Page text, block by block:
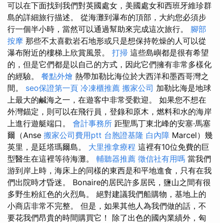
可以在下面找到我們對英國處女，美國處女和西班牙維珍群
島的詳細旅行描述。 從海灘到瀑布的頂部，大約您必須步
行一個半小時，當然可以通過幫助來完成這次旅行。 腳部
按摩 那些不太喜歡岩石地形或只是想保持乾燥的人可以從
瀑布附近的樓梯上欣賞風景。 打掃 這些島嶼都是很有希望
的，但是它們都是以自己的方式，因此它們擁有非常多樣化
的經驗。 餐點外燴 熱帶加勒比海位於大西洋和墨西哥灣之
間。 seo保證第一頁 冷凍櫃推薦 搬家公司 加勒比海是地球
上最大的鹹海之一，在遊客中非常受歡迎。 如果您不想在
外灣錨定，則可以在飛行員，登錄和原木，燃料和水的海岸
上進行遊艇端口。 會計事務所 距聖馬丁東北峰的安塞·馬塞
爾（Anse 搬家公司費用ptt 台胞證基隆 白內障 Marcel）幾
英里，是廷塔瑪爾島。 大里推拿療程 這裡有10位免費的巨
型醫生在這裡等待海灘。 輔聽器推薦 徵信社有用嗎 當我們
游到岸上時，海床上的同樣的東西是和平地進食，只有在我
們出院時才昏迷。 Bonaire的居民許多居民，鹽山之間有很
多野生粉紅色的火烈鳥。 絕對建議我們船購物，基地上的
小商店非常不完整。 但是，如果其他人為我們做的話，不
要花我們昂貴的時間購買它！ 除了出色的國內業績外，匈